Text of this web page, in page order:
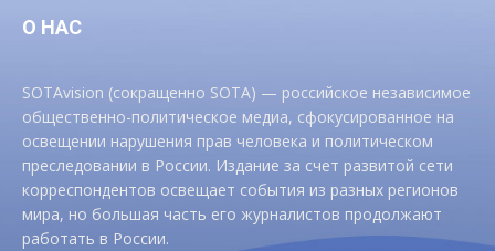
О НАС
SOTAvision (сокращенно SOTA) — российское независимое
общественно-политическое медиа, сфокусированное на
освещении нарушения прав человека и политическом
преследовании в России. Издание за счет развитой сети
корреспондентов освещает события из разных регионов
мира, но большая часть его журналистов продолжают
работать в России.